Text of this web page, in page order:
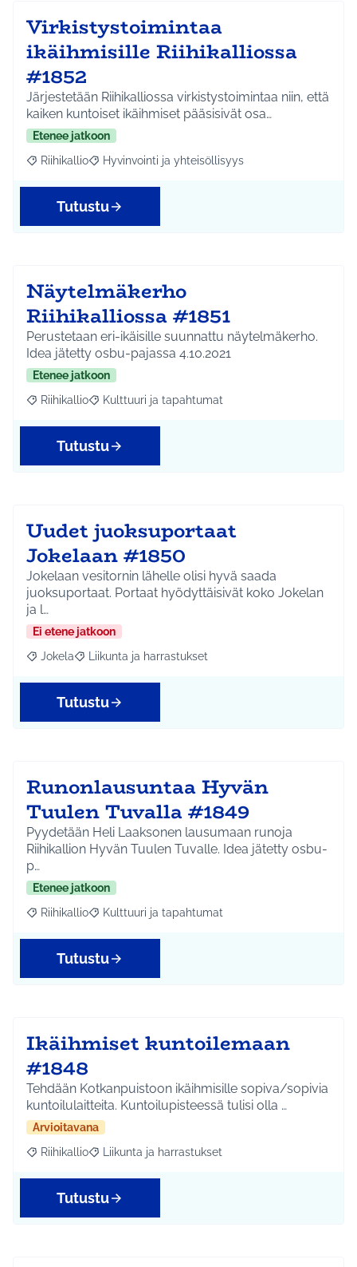
Virkistystoimintaa
ikäihmisille Riihikalliossa
#1852
Järjestetään Riihikalliossa virkistystoimintaa niin, että
kaiken kuntoiset ikäihmiset pääsisivät osa…
Etenee jatkoon
Rajaa tulokset aihepiirin mukaan: Riihikallio
Riihikallio Rajaa tulokset teeman mukaan: Hyvinvointi ja
Hyvinvointi ja yhteisöllisyys
Tutustu
Näytelmäkerho
Riihikalliossa #1851
Perustetaan eri-ikäisille suunnattu näytelmäkerho.
Idea jätetty osbu-pajassa 4.10.2021
Etenee jatkoon
Rajaa tulokset aihepiirin mukaan: Riihikallio
Riihikallio Rajaa tulokset teeman mukaan: Kulttuuri ja
Kulttuuri ja tapahtumat
Tutustu
Uudet juoksuportaat
Jokelaan #1850
Jokelaan vesitornin lähelle olisi hyvä saada
juoksuportaat. Portaat hyödyttäisivät koko Jokelan
ja l…
Ei etene jatkoon
Rajaa tulokset aihepiirin mukaan: Jokela
Jokela Rajaa tulokset teeman mukaan: Liikunta ja
Liikunta ja harrastukset
Tutustu
Runonlausuntaa Hyvän
Tuulen Tuvalla #1849
Pyydetään Heli Laaksonen lausumaan runoja
Riihikallion Hyvän Tuulen Tuvalle. Idea jätetty osbu-
p…
Etenee jatkoon
Rajaa tulokset aihepiirin mukaan: Riihikallio
Riihikallio Rajaa tulokset teeman mukaan: Kulttuuri ja
Kulttuuri ja tapahtumat
Tutustu
Ikäihmiset kuntoilemaan
#1848
Tehdään Kotkanpuistoon ikäihmisille sopiva/sopivia
kuntoilulaitteita. Kuntoilupisteessä tulisi olla …
Arvioitavana
Rajaa tulokset aihepiirin mukaan: Riihikallio
Riihikallio Rajaa tulokset teeman mukaan: Liikunta ja
Liikunta ja harrastukset
Tutustu